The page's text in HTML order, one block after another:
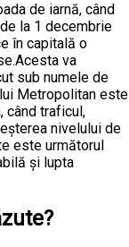
de iarnă, când
la 1 decembrie
în capitală o
va
sub numele de
Metropolitan este
când traficul,
nivelului de
este următorul
și lupta